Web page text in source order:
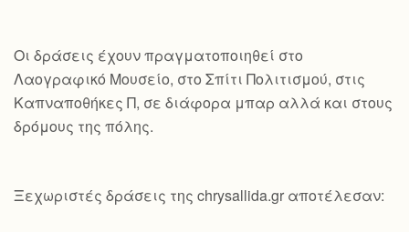
Οι δράσεις έχουν πραγματοποιηθεί στο
Λαογραφικό Μουσείο, στο Σπίτι Πολιτισμού, στις
Καπναποθήκες Π, σε διάφορα μπαρ αλλά και στους
δρόμους της πόλης.
Ξεχωριστές δράσεις της chrysallida.gr αποτέλεσαν: